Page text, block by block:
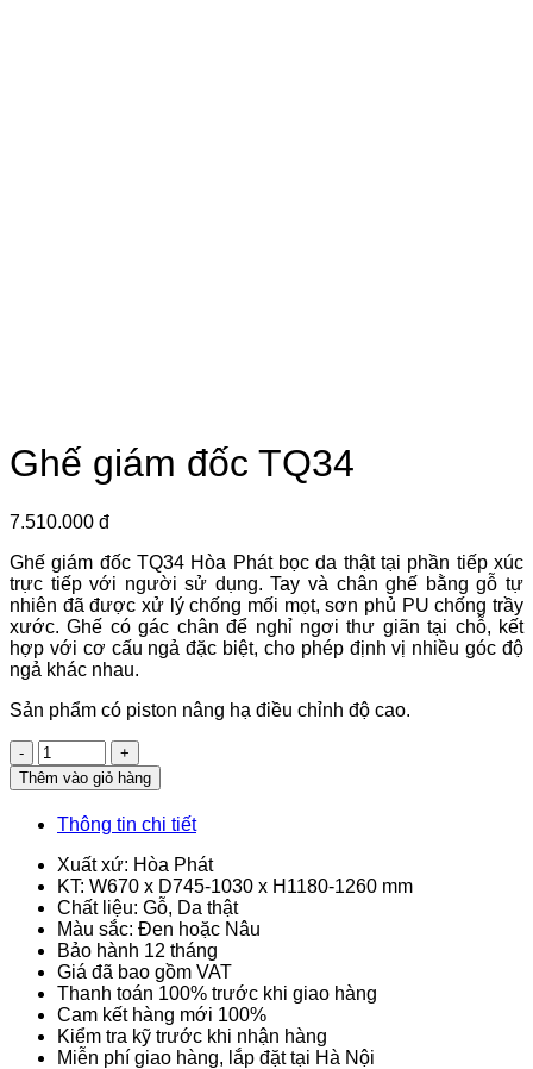
Ghế giám đốc TQ34
7.510.000 đ
Ghế giám đốc TQ34 Hòa Phát bọc da thật tại phần tiếp xúc
trực tiếp với người sử dụng. Tay và chân ghế bằng gỗ tự
nhiên đã được xử lý chống mối mọt, sơn phủ PU chống trầy
xước. Ghế có gác chân để nghỉ ngơi thư giãn tại chỗ, kết
hợp với cơ cấu ngả đặc biệt, cho phép định vị nhiều góc độ
ngả khác nhau.
Sản phẩm có piston nâng hạ điều chỉnh độ cao.
Số
lượng
Thêm vào giỏ hàng
Thông tin chi tiết
Xuất xứ: Hòa Phát
KT: W670 x D745-1030 x H1180-1260 mm
Chất liệu: Gỗ, Da thật
Màu sắc: Đen hoặc Nâu
Bảo hành 12 tháng
Giá đã bao gồm VAT
Thanh toán 100% trước khi giao hàng
Cam kết hàng mới 100%
Kiểm tra kỹ trước khi nhận hàng
Miễn phí giao hàng, lắp đặt tại Hà Nội